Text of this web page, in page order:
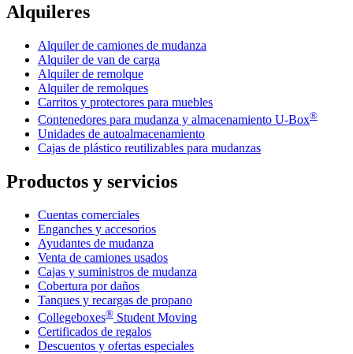
Alquileres
Alquiler de camiones de mudanza
Alquiler de van de carga
Alquiler de remolque
Alquiler de remolques
Carritos y protectores para muebles
Contenedores para mudanza y almacenamiento U-Box®
Unidades de autoalmacenamiento
Cajas de plástico reutilizables para mudanzas
Productos y servicios
Cuentas comerciales
Enganches y accesorios
Ayudantes de mudanza
Venta de camiones usados
Cajas y suministros de mudanza
Cobertura por daños
Tanques y recargas de propano
Collegeboxes® Student Moving
Certificados de regalos
Descuentos y ofertas especiales